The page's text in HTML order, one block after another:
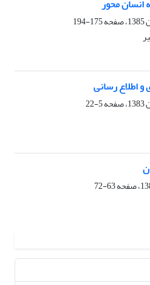
انسان محور
175-194
اطلاع رسانی
5-22
63-72